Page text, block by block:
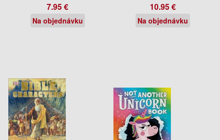
7.95 €
Na objednávku
10.95 €
Na objednávku